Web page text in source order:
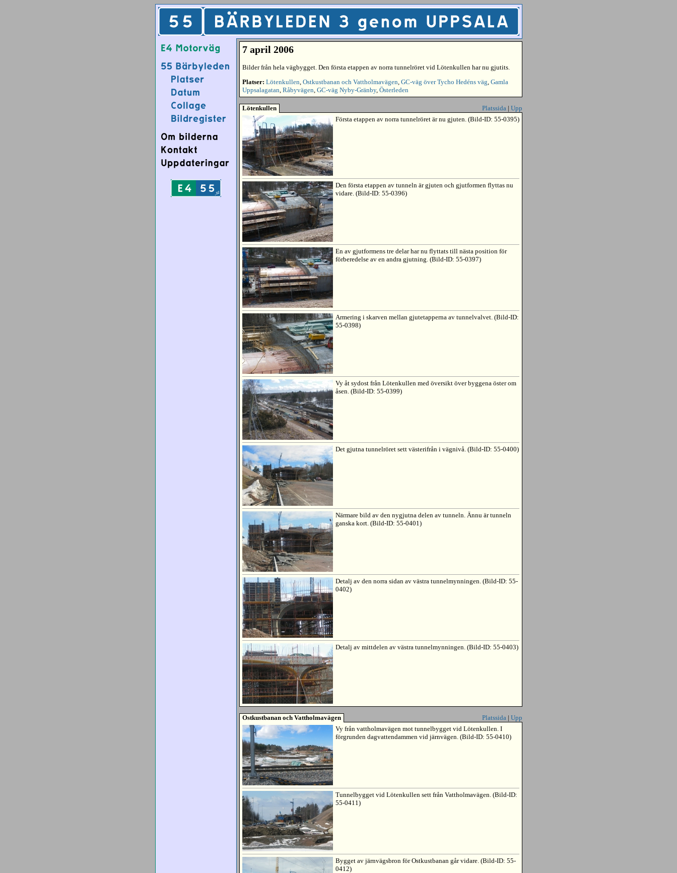
7 april 2006
Bilder från hela vägbygget. Den första etappen av norra tunnelröret vid Lötenkullen har nu gjutits.
Platser: Lötenkullen, Ostkustbanan och Vattholmavägen, GC-väg över Tycho Hedéns väg, Gamla
Uppsalagatan, Råbyvägen, GC-väg Nyby-Gränby, Österleden
Lötenkullen Platssida| Upp
Första etappen av norra tunnelröret är nu gjuten. (Bild-ID: 55-0395)
Den första etappen av tunneln är gjuten och gjutformen flyttas nu
vidare. (Bild-ID: 55-0396)
En av gjutformens tre delar har nu flyttats till nästa position för
förberedelse av en andra gjutning. (Bild-ID: 55-0397)
Armering i skarven mellan gjutetapperna av tunnelvalvet. (Bild-ID:
55-0398)
Vy åt sydost från Lötenkullen med översikt över byggena öster om
åsen. (Bild-ID: 55-0399)
Det gjutna tunnelröret sett västerifrån i vägnivå. (Bild-ID: 55-0400)
Närmare bild av den nygjutna delen av tunneln. Ännu är tunneln
ganska kort. (Bild-ID: 55-0401)
Detalj av den norra sidan av västra tunnelmynningen. (Bild-ID: 55-
0402)
Detalj av mittdelen av västra tunnelmynningen. (Bild-ID: 55-0403)
Ostkustbanan och Vattholmavägen Platssida| Upp
Vy från vattholmavägen mot tunnelbygget vid Lötenkullen. I
förgrunden dagvattendammen vid järnvägen. (Bild-ID: 55-0410)
Tunnelbygget vid Lötenkullen sett från Vattholmavägen. (Bild-ID:
55-0411)
Bygget av järnvägsbron för Ostkustbanan går vidare. (Bild-ID: 55-
0412)